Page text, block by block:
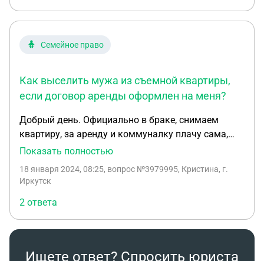
Семейное право
Как выселить мужа из съемной квартиры,
если договор аренды оформлен на меня?
Добрый день. Официально в браке, снимаем
квартиру, за аренду и коммуналку плачу сама,
договор на меня. Уже почти год разлад в семье,
хозяйства не ведём. Попросила мужа съехать, но
выселить? Можно ли обратиться в полицию или к
участковому?
Показать полностью
18 января 2024, 08:25, вопрос №3979995, Кристина, г.
Иркутск
2 ответа
Ищете ответ? Спросить юриста